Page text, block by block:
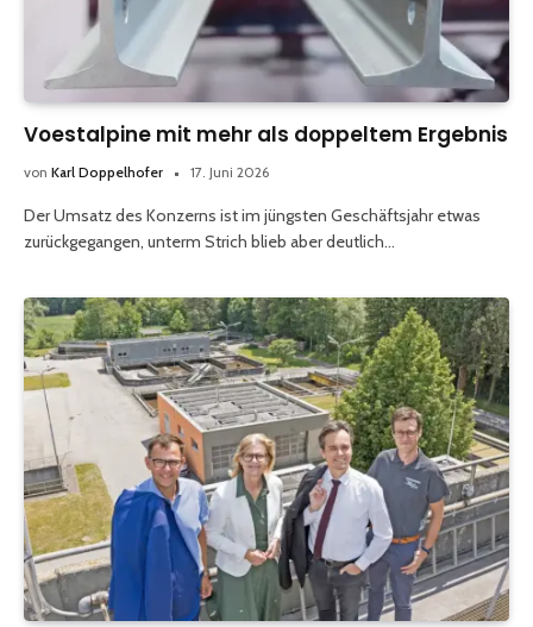
Voestalpine mit mehr als doppeltem Ergebnis
von Karl Doppelhofer 17. Juni 2026
Der Umsatz des Konzerns ist im jüngsten Geschäftsjahr etwas
zurückgegangen, unterm Strich blieb aber deutlich…